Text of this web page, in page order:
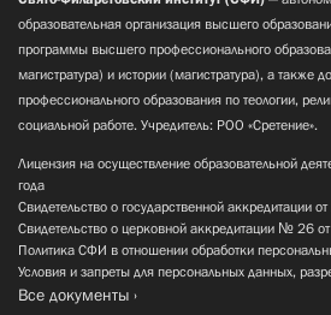
образовательная организация высшего
программы высшего профессионального
магистратура) и истории (магистратура), а также
профессионального образования по теологии,
социальной работе. Учредитель: РОО «Сретение».
Лицензия на осуществление образовательной
года
Свидетельство о государственной аккредитации
Свидетельство о церковной аккредитации № 26
Политика СФИ в отношении обработки
Условия и запреты для персональных данных,
Все документы